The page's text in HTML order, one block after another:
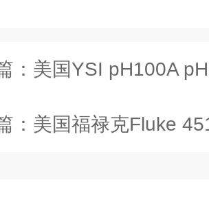
： 美国YSI pH100A
： 美国福禄克Fluke